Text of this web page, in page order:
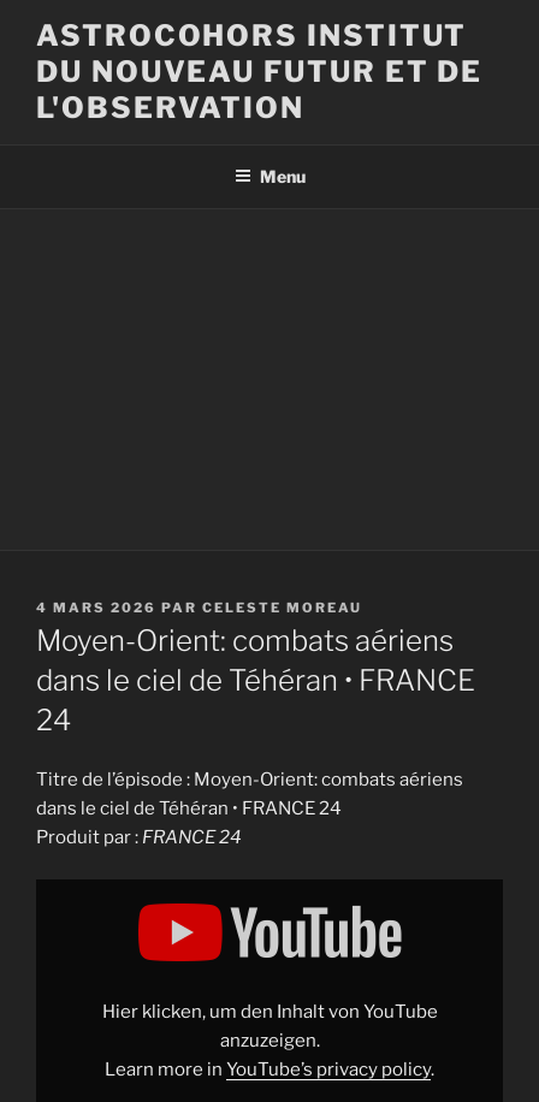
contenu
principal
ASTROCOHORS INSTITUT
DU NOUVEAU FUTUR ET DE
L'OBSERVATION
Menu
PUBLIÉ
LE
4 MARS 2026 PAR CELESTE MOREAU
Moyen-Orient: combats aériens
dans le ciel de Téhéran • FRANCE
24
Titre de l’épisode : Moyen-Orient: combats aériens
dans le ciel de Téhéran • FRANCE 24
Produit par : FRANCE 24
Display
FRANCE
Hier klicken, um den Inhalt von YouTube
anzuzeigen.
Learn more in YouTube’s privacy policy.